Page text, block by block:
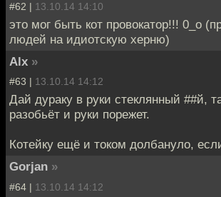
#62 | 13.10.14 14:10
это мог быть кот провокатор!!! 0_о
людей на идиотскую херню)
Alx »
#63 | 13.10.14 14:12
Дай дураку в руки стеклянный ##й,
разобьёт и руки порежет.
Котейку ещё и током долбануло,
Gorjan »
#64 | 13.10.14 14:12